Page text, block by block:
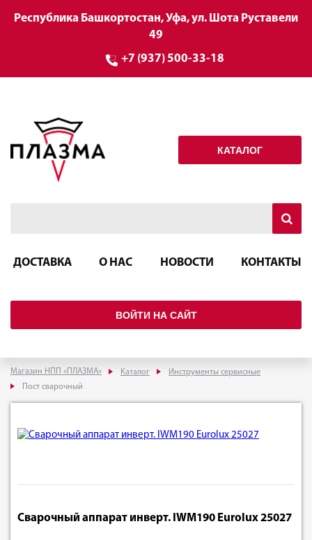
Республика Башкортостан, Уфа, ул. Шота Руставели
49
+7 (937) 500-33-18
КАТАЛОГ
ДОСТАВКА О НАС НОВОСТИ КОНТАКТЫ
ВОЙТИ НА САЙТ
Магазин НПП «ПЛАЗМА» Каталог
Инструменты сервисные
Пост сварочный
Сварочный аппарат инверт. IWM190 Eurolux 25027